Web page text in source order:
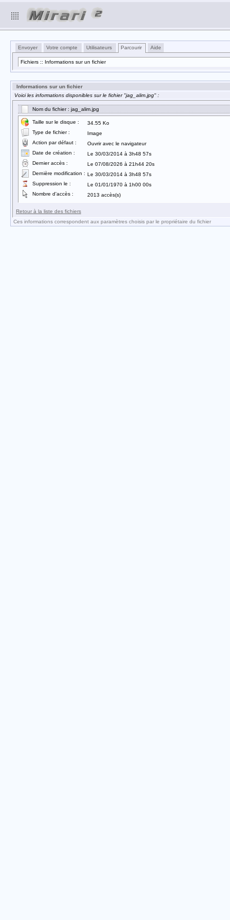
Envoyer Votre compte Utilisateurs Parcourir Aide
Fichiers :: Informations sur un fichier
Informations sur un fichier
Voici les informations disponibles sur le fichier "jag_alim.jpg" :
Nom du fichier : jag_alim.jpg
Taille sur le disque :
34.55 Ko
Type de fichier :
Image
Action par défaut :
Ouvrir avec le navigateur
Date de création :
Le 30/03/2014 à 3h48 57s
Dernier accès :
Le 07/08/2026 à 21h44 20s
Dernière modification : Le 30/03/2014 à 3h48 57s
Suppression le :
Le 01/01/1970 à 1h00 00s
Nombre d'accès :
2013 accès(s)
Retour à la liste des fichiers
Ces informations correspondent aux paramètres choisis par le propriétaire du fichier